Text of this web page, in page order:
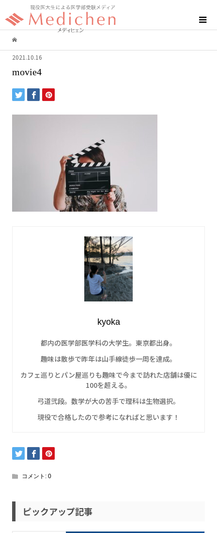
2021.10.16
movie4
kyoka
都内の医学部医学科の大学生。東京都出身。
趣味は散歩で昨年は山手線徒歩一周を達成。
カフェ巡りとパン屋巡りも趣味で今まで訪れた店舗は優に
100を超える。
弓道弐段。数学が大の苦手で理科は生物選択。
現役で合格したので参考になればと思います！
コメント: 0
ピックアップ記事